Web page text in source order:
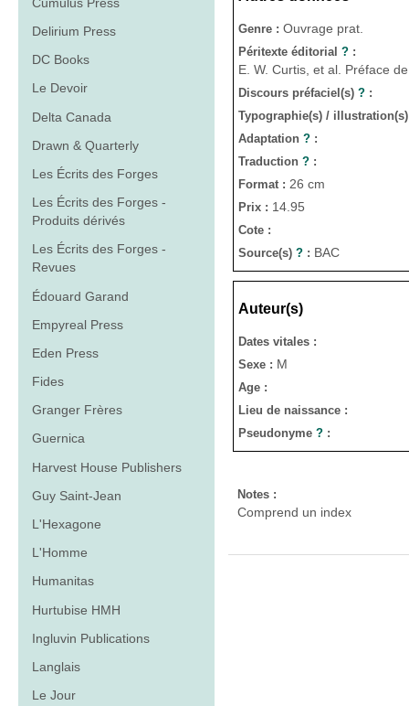
Delirium Press
DC Books
Le Devoir
Delta Canada
Drawn & Quarterly
Les Écrits des Forges
Les Écrits des Forges -
Produits dérivés
Les Écrits des Forges -
Revues
Édouard Garand
Empyreal Press
Eden Press
Fides
Granger Frères
Guernica
Harvest House Publishers
Guy Saint-Jean
L'Hexagone
L'Homme
Humanitas
Hurtubise HMH
Ingluvin Publications
Langlais
Le Jour
Genre : Ouvrage prat.
Péritexte éditorial ? :
E. W. Curtis, et al. Préface
Discours préfaciel(s) ? :
Typographie(s) /
Adaptation ? :
Traduction ? :
Format : 26 cm
Prix : 14.95
Cote :
Source(s) ? : BAC
Auteur(s)
Dates vitales :
Sexe : M
Age :
Lieu de naissance :
Pseudonyme ? :
Notes :
Comprend un index